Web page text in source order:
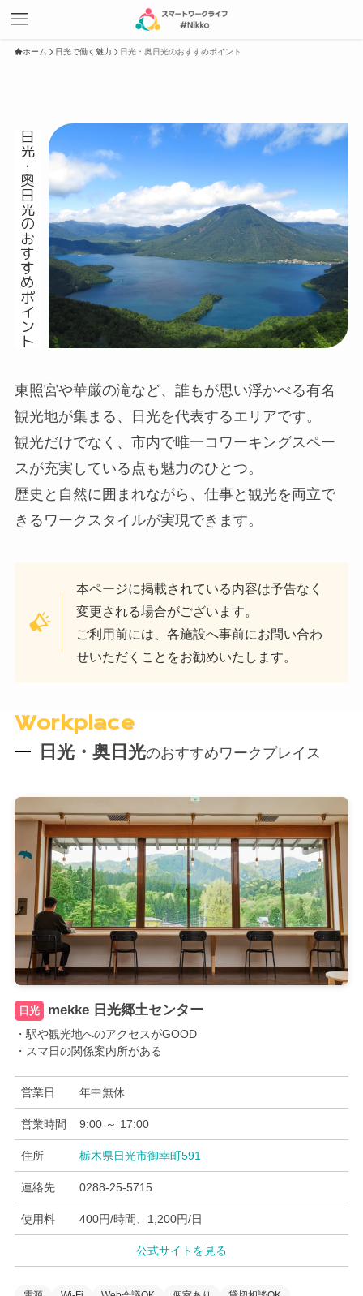
ホーム 日光で働く魅力 日光・奥日光のおすすめポイント
日光・奥日光のおすすめポイント
東照宮や華厳の滝など、誰もが思い浮かべる有名
観光地が集まる、日光を代表するエリアです。
観光だけでなく、市内で唯一コワーキングスペー
スが充実している点も魅力のひとつ。
歴史と自然に囲まれながら、仕事と観光を両立で
きるワークスタイルが実現できます。
本ページに掲載されている内容は予告なく
変更される場合がございます。
ご利用前には、各施設へ事前にお問い合わ
せいただくことをお勧めいたします。
Workplace
日光・奥日光のおすすめワークプレイス
日光 mekke 日光郷土センター
・駅や観光地へのアクセスがGOOD
・スマ日の関係案内所がある
営業日 年中無休
営業時間 9:00 ～ 17:00
住所 栃木県日光市御幸町591​
連絡先 0288-25-5715
使用料 400円/時間、1,200円/日
公式サイトを見る